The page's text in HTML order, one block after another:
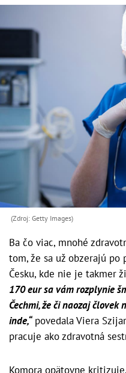
(Zdroj: Getty Images)
Ba čo viac, mnohé
tom, že sa už obzerajú po
Česku, kde nie je takmer
170 eur sa vám rozplynie
Čechmi, že či naozaj
inde,“povedala Viera
pracuje ako zdravotná
Komora opätovne